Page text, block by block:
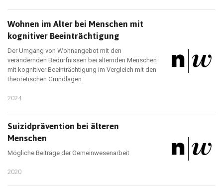
Wohnen im Alter bei Menschen mit
kognitiver Beeinträchtigung
Der Umgang von Wohnangebot mit den
verändernden Bedürfnissen bei alternden Menschen
mit kognitiver Beeinträchtigung im Vergleich mit den
theoretischen Grundlagen
2024
Suizidprävention bei älteren
Menschen
Mögliche Beiträge der Gemeinwesenarbeit
2020